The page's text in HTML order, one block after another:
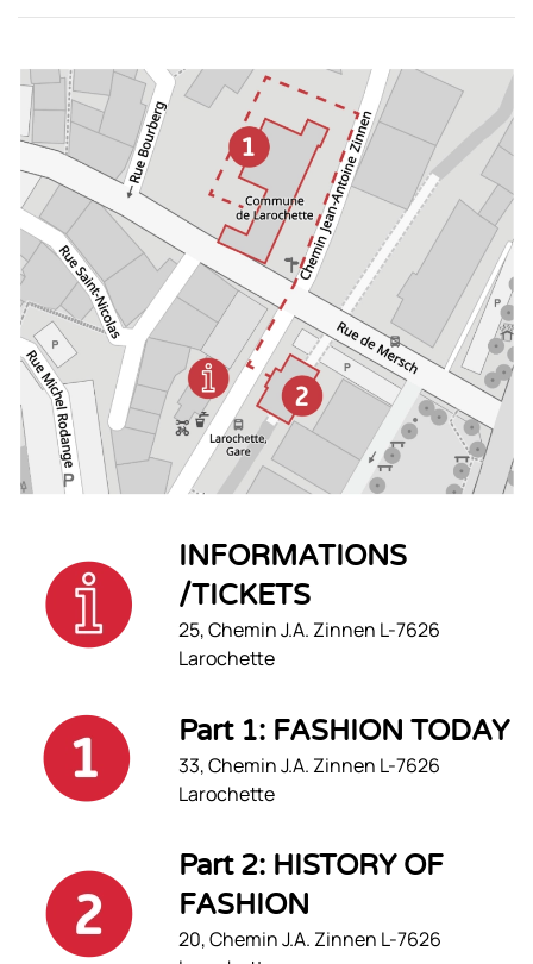
INFORMATIONS
/TICKETS
25, Chemin J.A. Zinnen L-7626
Larochette
Part 1: FASHION TODAY
33, Chemin J.A. Zinnen L-7626
Larochette
Part 2: HISTORY OF
FASHION
20, Chemin J.A. Zinnen L-7626